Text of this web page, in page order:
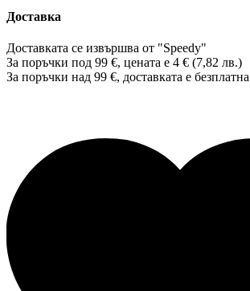
Доставка
Доставката се извършва от "Speedy"
За поръчки под 99 €, цената е 4 € (7,82 лв.)
За поръчки над 99 €, доставката е безплатна